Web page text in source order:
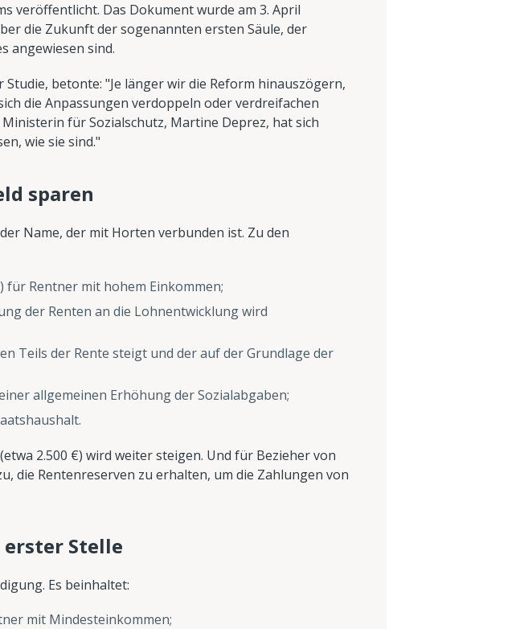
veröffentlicht. Das Dokument wurde am 3. April
die Zukunft der sogenannten ersten Säule, der
angewiesen sind.
betonte: "Je länger wir die Reform hinauszögern,
die Anpassungen verdoppeln oder verdreifachen
für Sozialschutz, Martine Deprez, hat sich
wie sie sind."
sparen
Name, der mit Horten verbunden ist. Zu den
für Rentner mit hohem Einkommen;
der Renten an die Lohnentwicklung wird
Teils der Rente steigt und der auf der Grundlage der
allgemeinen Erhöhung der Sozialabgaben;
2.500 €) wird weiter steigen. Und für Bezieher von
die Rentenreserven zu erhalten, um die Zahlungen von
erster Stelle
Es beinhaltet:
mit Mindesteinkommen;